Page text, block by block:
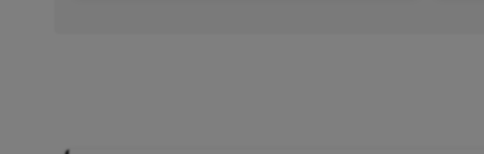
3-Je viens poster ICI un commentaire avec le lien